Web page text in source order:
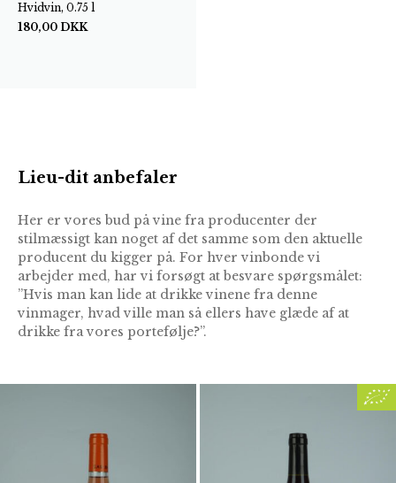
Hvidvin, 0.75 l
180,00 DKK
Lieu-dit anbefaler
Her er vores bud på vine fra producenter der
stilmæssigt kan noget af det samme som den aktuelle
producent du kigger på. For hver vinbonde vi
arbejder med, har vi forsøgt at besvare spørgsmålet:
”Hvis man kan lide at drikke vinene fra denne
vinmager, hvad ville man så ellers have glæde af at
drikke fra vores portefølje?”.